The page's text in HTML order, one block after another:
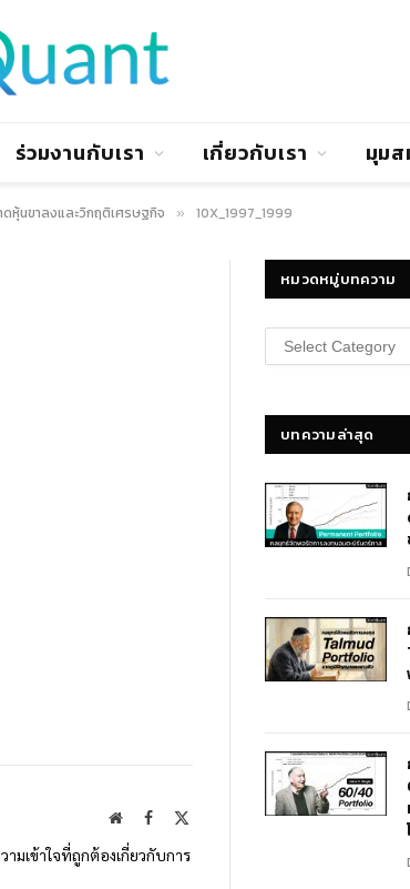
ร่วมงานกับเรา เกี่ยวกับเรา มุม
หุ้นขาลงและวิกฤติเศรษฐกิจ » 10X_1997_1999
WebsiteFacebook
มเข้าใจที่ถูกต้องเกี่ยวกับการ
หมวดหมู่บทความ
หมวด
หมู่
บทความล่าสุด